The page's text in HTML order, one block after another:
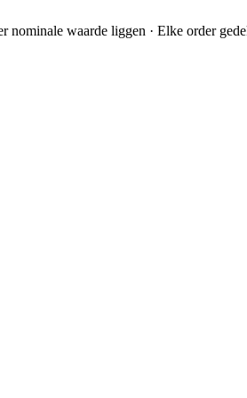
nominale waarde liggen · Elke order